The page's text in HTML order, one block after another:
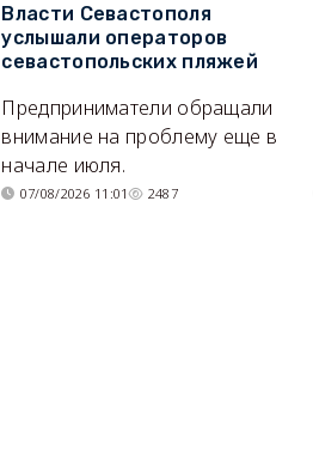
Власти Севастополя
услышали операторов
севастопольских пляжей
Предприниматели обращали
внимание на проблему еще в
начале июля.
07/08/2026 11:01 2487